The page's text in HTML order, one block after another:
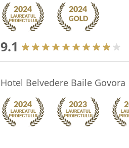
9.1
Hotel Belvedere Baile Govora